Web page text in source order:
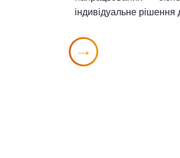
індивідуальне рішення